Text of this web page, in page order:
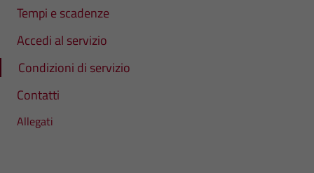
Tempi e scadenze
Accedi al servizio
Condizioni di servizio
Contatti
Allegati